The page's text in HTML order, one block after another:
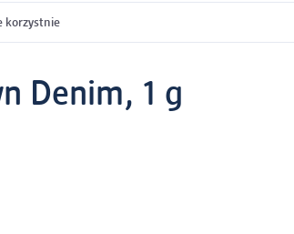
korzystnie
Denim, 1 g